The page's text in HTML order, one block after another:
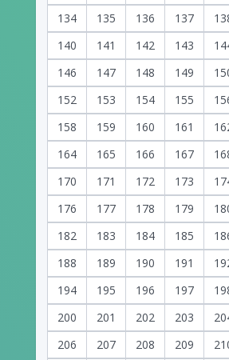
134
135 136 137
140
141 142 143
146
147 148 149
152
153 154 155
158
159 160 161
164
165 166 167
170
171 172 173
176
177 178 179
182
183 184 185
188
189 190 191
194
195 196 197
200
201 202 203
206
207 208 209